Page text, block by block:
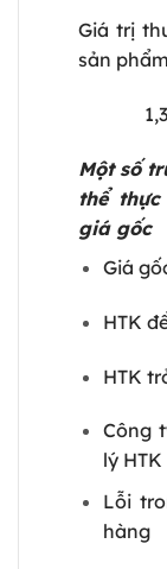
Giá trị
sản
Một số
thể
giá gốc
Giá
HTK
HTK
Công
lý HTK
Lỗi
hàng